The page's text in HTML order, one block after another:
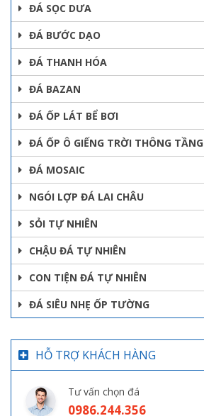
ĐÁ SỌC DƯA
ĐÁ BƯỚC DẠO
ĐÁ THANH HÓA
ĐÁ BAZAN
ĐÁ ỐP LÁT BỂ BƠI
ĐÁ ỐP Ô GIẾNG TRỜI THÔNG TẦNG
ĐÁ MOSAIC
NGÓI LỢP ĐÁ LAI CHÂU
SỎI TỰ NHIÊN
CHẬU ĐÁ TỰ NHIÊN
CON TIỆN ĐÁ TỰ NHIÊN
ĐÁ SIÊU NHẸ ỐP TƯỜNG
HỖ TRỢ KHÁCH HÀNG
Tư vấn chọn đá
0986.244.356